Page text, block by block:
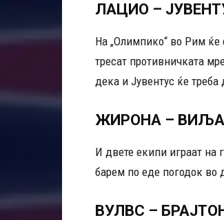
ЛАЦИО –
На „Олимпико“ во Рим ќе
тресат противничката
дека и Јувентус ќе треба
ЖИРОНА –
И двете екипи играат на
барем по еде погодок во
ВУЛВС –